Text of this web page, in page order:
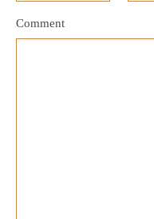
Comment